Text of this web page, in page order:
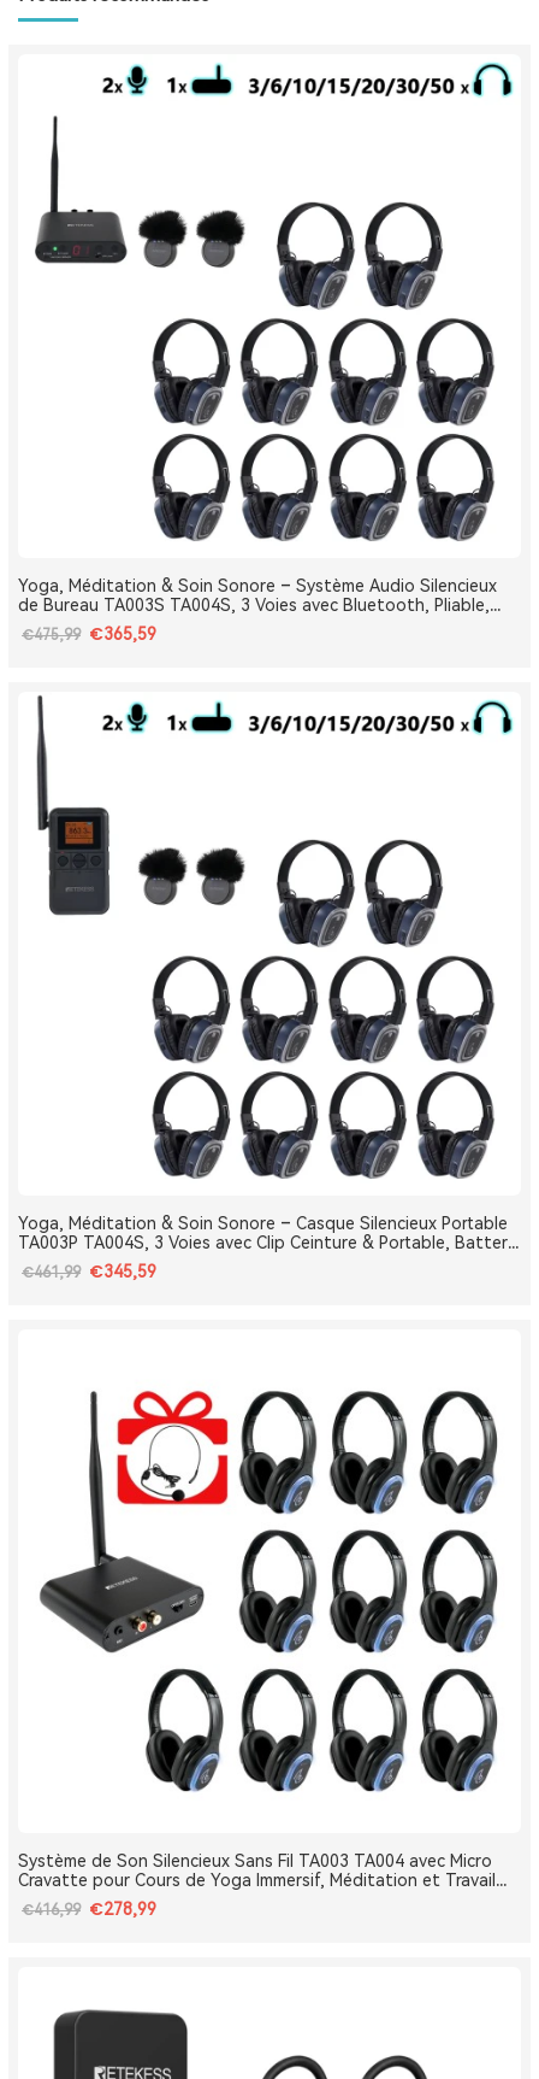
Yoga, Méditation & Soin Sonore – Système Audio Silencieux
de Bureau TA003S TA004S, 3 Voies avec Bluetooth, Pliable,
Type-C, Bass Boost
€475,99 €365,59
Yoga, Méditation & Soin Sonore – Casque Silencieux Portable
TA003P TA004S, 3 Voies avec Clip Ceinture & Portable, Batterie
Amovible, Bluetooth, Bass Boost
€461,99 €345,59
Système de Son Silencieux Sans Fil TA003 TA004 avec Micro
Cravatte pour Cours de Yoga Immersif, Méditation et Travail
Respiratoire
€416,99 €278,99